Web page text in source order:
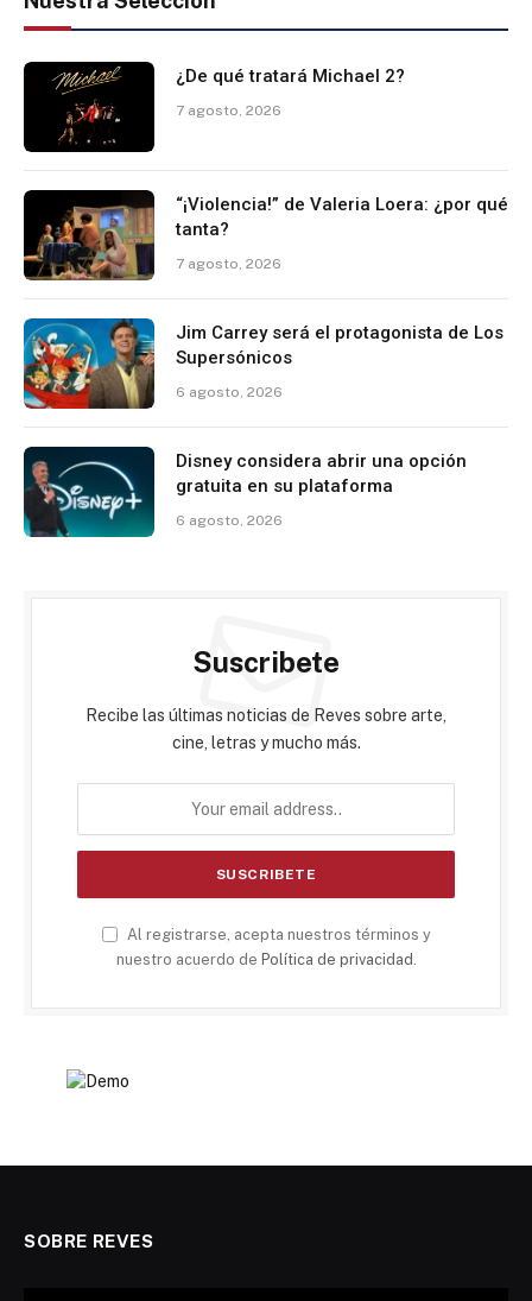
¿De qué tratará Michael 2?
7 agosto, 2026
“¡Violencia!” de Valeria Loera: ¿por qué
tanta?
7 agosto, 2026
Jim Carrey será el protagonista de Los
Supersónicos
6 agosto, 2026
Disney considera abrir una opción
gratuita en su plataforma
6 agosto, 2026
Suscribete
Recibe las últimas noticias de Reves sobre arte,
cine, letras y mucho más.
Al registrarse, acepta nuestros términos y
nuestro acuerdo de Política de privacidad .
SOBRE REVES